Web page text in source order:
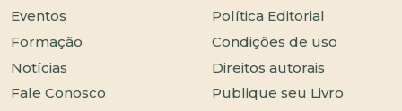
Eventos
Formação
Notícias
Fale Conosco
Política Editorial
Condições de uso
Direitos autorais
Publique seu Livro